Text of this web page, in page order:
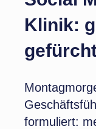
Klinik:
formuliert: